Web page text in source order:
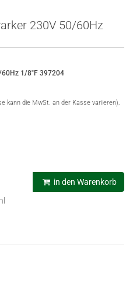
230V 50/60Hz
60Hz 1/8"F 397204
kann die MwSt. an der Kasse variieren),
in den Warenkorb